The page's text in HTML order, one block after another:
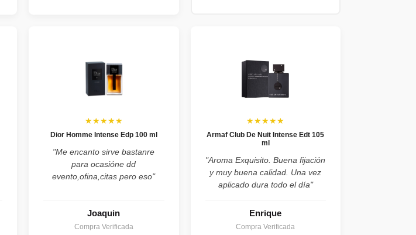
★★★★★
Dior Homme Intense Edp 100 ml
"Me encanto sirve bastanre
para ocasióne dd
evento,ofina,citas pero eso"
Joaquin
Compra Verificada
★★★★★
Armaf Club De Nuit Intense Edt 105
ml
"Aroma Exquisito. Buena fijación
y muy buena calidad. Una vez
aplicado dura todo el día"
Enrique
Compra Verificada